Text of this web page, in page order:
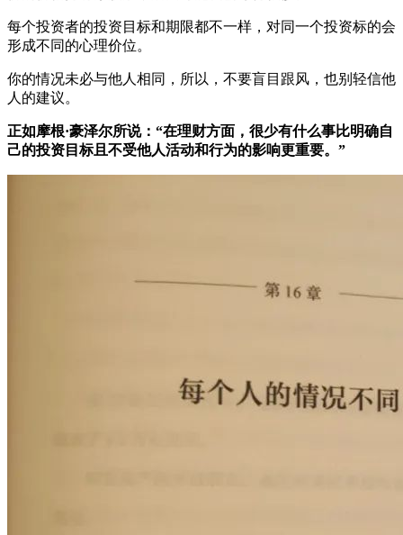
每个投资者的投资目标和期限都不一样，对同一个投资标的会
形成不同的心理价位。
你的情况未必与他人相同，所以，不要盲目跟风，也别轻信他
人的建议。
正如摩根·豪泽尔所说：“在理财方面，很少有什么事比明确自
己的投资目标且不受他人活动和行为的影响更重要。”